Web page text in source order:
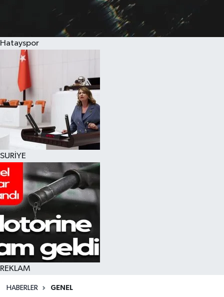
Hatayspor
SURİYE
REKLAM
HABERLER GENEL